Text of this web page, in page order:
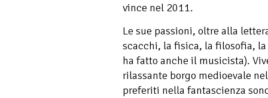
vince nel 2011.
Le sue passioni, oltre alla
scacchi, la fisica, la filosofia,
ha fatto anche il musicista).
rilassante borgo medioevale
preferiti nella fantascienza